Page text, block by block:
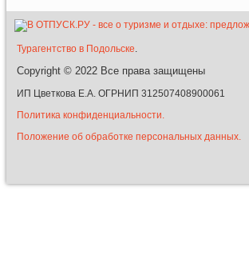
Турагентство в Подольске
Copyright © 2022 Все права защищены
ИП Цветкова Е.А. ОГРНИП 312507408900061
Политика конфиденциальности.
Положение об обработке персональных данных.